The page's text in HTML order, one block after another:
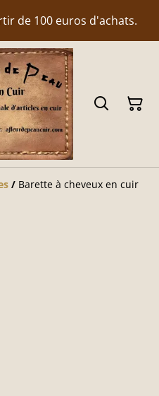
de 100 euros d'achats.
/ Barette à cheveux en cuir